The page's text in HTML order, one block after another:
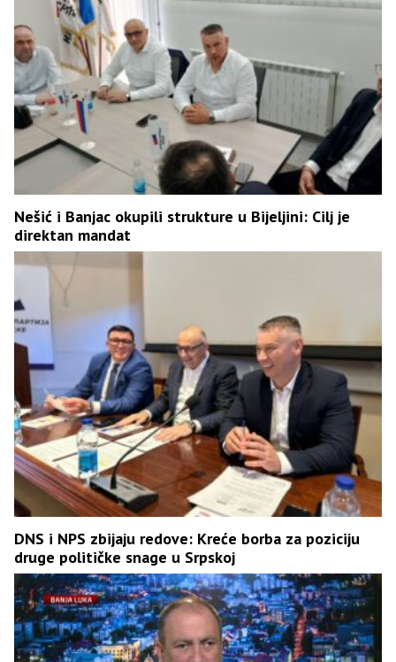
Nešić i Banjac okupili strukture u Bijeljini: Cilj je
direktan mandat
DNS i NPS zbijaju redove: Kreće borba za poziciju
druge političke snage u Srpskoj